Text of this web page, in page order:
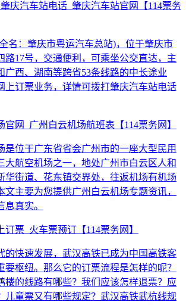
庆汽车站电话_肇庆汽车站官网【114票务
名：肇庆市粤运汽车总站)，位于肇庆市
路17号，交通便利，可乘坐公交直达，主
广西、湖南等跨省53条线路的中长途业
上订票业务，详情可拨打肇庆汽车站电话
官网_广州白云机场航班表【114票务网】
是位于广东省省会广州市的一座大型民用
大航空机场之一，地处广州市白云区人和
华街道、花东镇交界处，往返机场有机场
文主要为您提供广州白云机场专题资讯，
息真实。
订票_火车票预订【114票务网】
的快速发展，武汉高铁已成为中国高铁客
要枢纽。那么它的订票流程是怎样的呢？
楼的线路有哪些？我们应该怎样退票？应
儿童票又有哪些规定？武汉高铁武杭线规